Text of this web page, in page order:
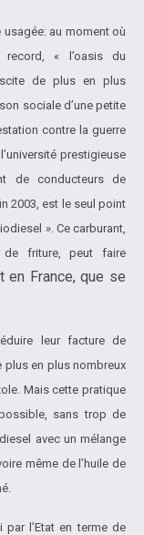
au moment où
« l’oasis du
de plus en plus
sociale d’une petite
contre la guerre
prestigieuse
de conducteurs de
2003, est le seul point
». Ce carburant,
de friture, peut faire
en France, que se
leur facture de
en plus nombreux
Mais cette pratique
sans trop de
avec un mélange
même de l’huile de
par l’Etat en terme de